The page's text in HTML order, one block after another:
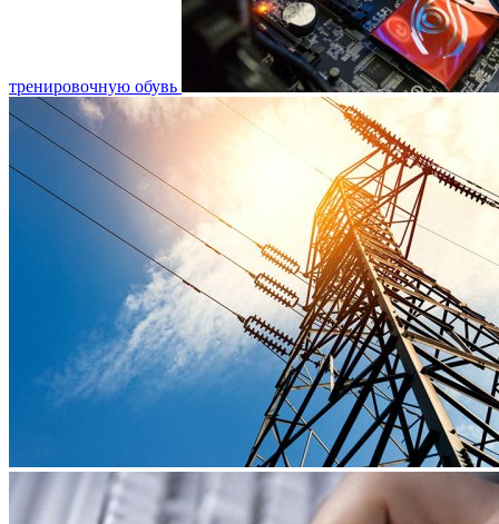
тренировочную обувь